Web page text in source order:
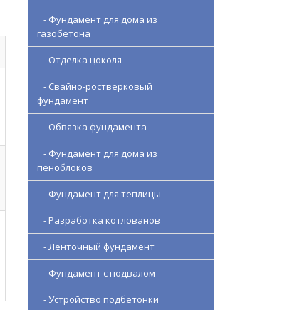
- Фундамент для дома из
газобетона
- Отделка цоколя
- Свайно-ростверковый
фундамент
- Обвязка фундамента
- Фундамент для дома из
пеноблоков
- Фундамент для теплицы
- Разработка котлованов
- Ленточный фундамент
- Фундамент с подвалом
- Устройство подбетонки